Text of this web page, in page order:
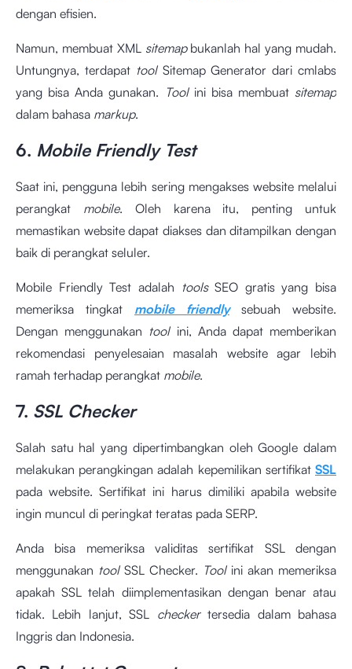
dengan efisien.
Namun, membuat XML sitemap bukanlah hal yang mudah.
Untungnya, terdapat toolSitemap Generator dari cmlabs
yang bisa Anda gunakan. Toolini bisa membuat sitemap
dalam bahasa markup.
6. Mobile Friendly Test
Saat ini, pengguna lebih sering mengakses website melalui
perangkat mobile. Oleh karena itu, penting untuk
memastikan website dapat diakses dan ditampilkan dengan
baik di perangkat seluler.
Mobile Friendly Test adalah toolsSEO gratis yang bisa
memeriksa tingkat mobile friendly
sebuah website.
Dengan menggunakan toolini, Anda dapat memberikan
rekomendasi penyelesaian masalah website agar lebih
ramah terhadap perangkat mobile.
7. SSL Checker
Salah satu hal yang dipertimbangkan oleh Google dalam
melakukan perangkingan adalah kepemilikan sertifikat SSL
pada website. Sertifikat ini harus dimiliki apabila website
ingin muncul di peringkat teratas pada SERP.
Anda bisa memeriksa validitas sertifikat SSL dengan
menggunakan tool SSL Checker. Toolini akan memeriksa
apakah SSL telah diimplementasikan dengan benar atau
tidak. Lebih lanjut, SSL checkertersedia dalam bahasa
Inggris dan Indonesia.